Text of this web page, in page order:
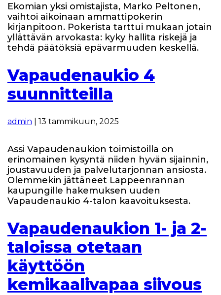
Ekomian yksi omistajista, Marko Peltonen,
vaihtoi aikoinaan ammattipokerin
kirjanpitoon. Pokerista tarttui mukaan jotain
yllättävän arvokasta: kyky hallita riskejä ja
tehdä päätöksiä epävarmuuden keskellä.
Vapaudenaukio 4
suunnitteilla
admin 13 tammikuun, 2025
Assi Vapaudenaukion toimistoilla on
erinomainen kysyntä niiden hyvän sijainnin,
joustavuuden ja palvelutarjonnan ansiosta.
Olemmekin jättäneet Lappeenrannan
kaupungille hakemuksen uuden
Vapaudenaukio 4-talon kaavoituksesta.
Vapaudenaukion 1- ja 2-
taloissa otetaan
käyttöön
kemikaalivapaa siivous